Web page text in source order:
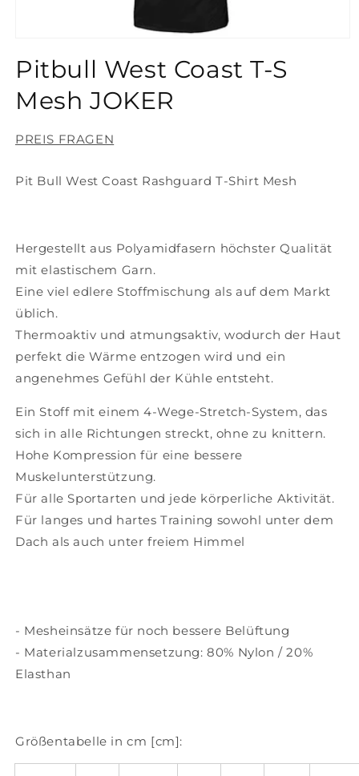
Modal
öffnen
Pitbull West Coast T-S
Mesh JOKER
PREIS FRAGEN
Pit Bull West Coast Rashguard T-Shirt Mesh
Hergestellt aus Polyamidfasern höchster Qualität
mit elastischem Garn.
Eine viel edlere Stoffmischung als auf dem Markt
üblich.
Thermoaktiv und atmungsaktiv, wodurch der Haut
perfekt die Wärme entzogen wird und ein
angenehmes Gefühl der Kühle entsteht.
Ein Stoff mit einem 4-Wege-Stretch-System, das
sich in alle Richtungen streckt, ohne zu knittern.
Hohe Kompression für eine bessere
Muskelunterstützung.
Für alle Sportarten und jede körperliche Aktivität.
Für langes und hartes Training sowohl unter dem
Dach als auch unter freiem Himmel
- Mesheinsätze für noch bessere Belüftung
- Materialzusammensetzung: 80% Nylon / 20%
Elasthan
Größentabelle in cm [cm]: